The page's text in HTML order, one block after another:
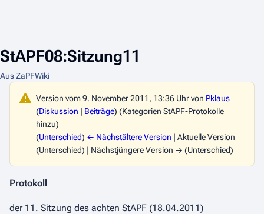
StAPF08:Sitzung11
Aus ZaPFWiki
Version vom 9. November 2011, 13:36 Uhr von Pklaus
(Diskussion | Beiträge) (Kategorien StAPF-Protokolle
hinzu)
(Unterschied) ← Nächstältere Version | Aktuelle Version
(Unterschied) | Nächstjüngere Version → (Unterschied)
Protokoll
der 11. Sitzung des achten StAPF (18.04.2011)